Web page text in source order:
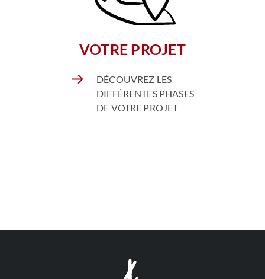
VOTRE PROJET
DÉCOUVREZ LES
DIFFÉRENTES PHASES
DE VOTRE PROJET